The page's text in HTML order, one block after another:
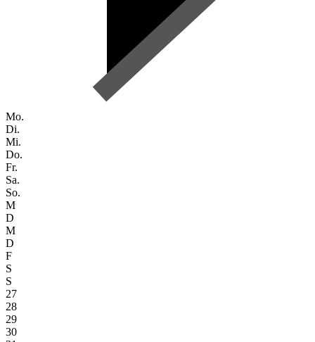
Mo.
Di.
Mi.
Do.
Fr.
Sa.
So.
M
D
M
D
F
S
S
27
28
29
30